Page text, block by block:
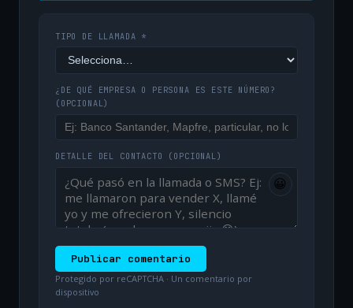
TIPO DE LLAMADA *
¿DE QUÉ EMPRESA O PERSONA ES ESTE NÚMERO?
(OPCIONAL)
DETALLE DEL CONTACTO (OPCIONAL)
😀
Publicar comentario
Protegido por reCAPTCHA · Un comentario por
dispositivo